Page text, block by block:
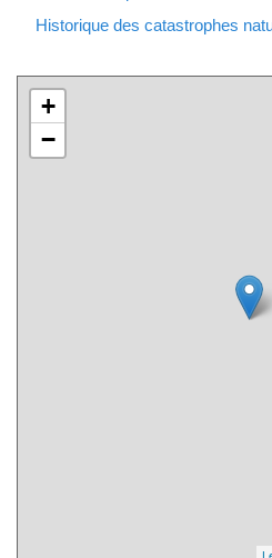
Historique des catastrophes
+
−